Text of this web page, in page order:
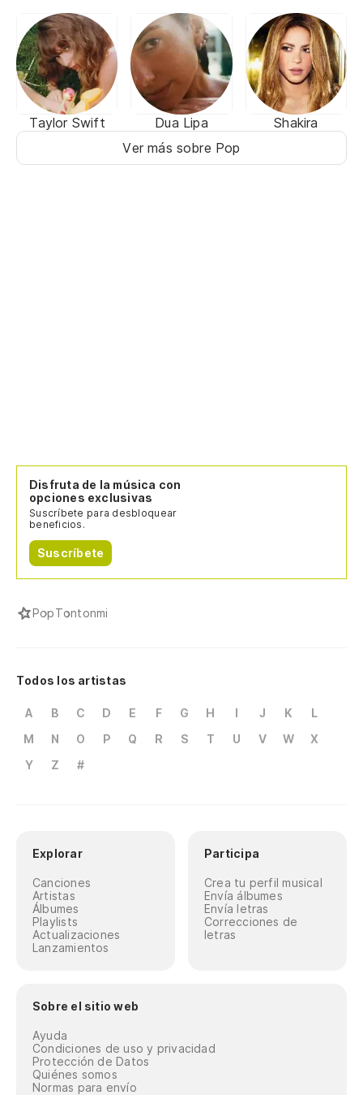
Taylor Swift Dua Lipa
Shakira
Ver más sobre Pop
Disfruta de la música con
opciones exclusivas
Suscríbete para desbloquear
beneficios.
Suscríbete
PopTontonmi
Todos los artistas
A B C D E F G H I J K
L
M
N O P Q R S T U V W
X
Y
Z #
Explorar
Canciones
Artistas
Álbumes
Playlists
Actualizaciones
Lanzamientos
Participa
Crea tu perfil musical
Envía álbumes
Envía letras
Correcciones de
letras
Sobre el sitio web
Ayuda
Condiciones de uso y privacidad
Protección de Datos
Quiénes somos
Normas para envío